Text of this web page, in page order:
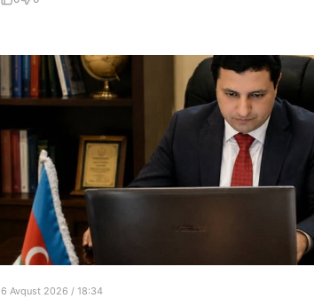
6 Avqust 2026 / 18:34